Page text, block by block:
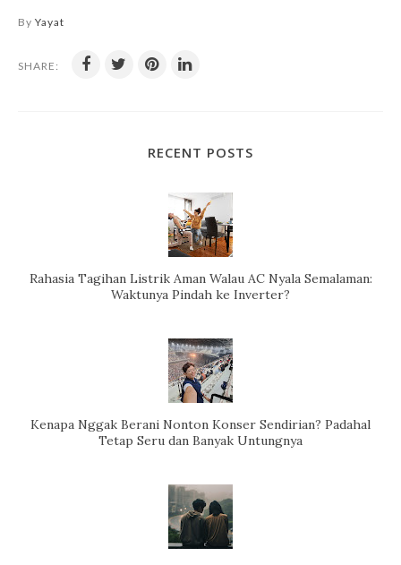
By Yayat
SHARE:
RECENT POSTS
Rahasia Tagihan Listrik Aman Walau AC Nyala Semalaman:
Waktunya Pindah ke Inverter?
Kenapa Nggak Berani Nonton Konser Sendirian? Padahal
Tetap Seru dan Banyak Untungnya